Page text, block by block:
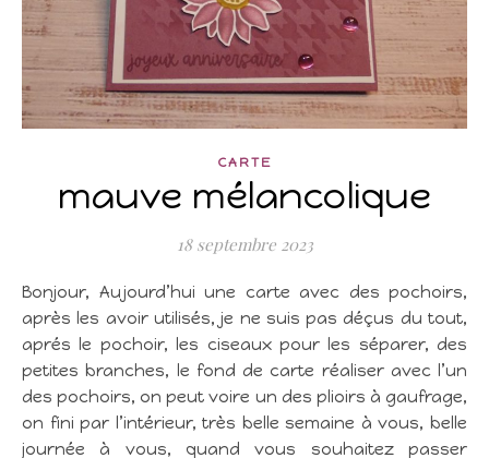
CARTE
mauve mélancolique
18 septembre 2023
Bonjour, Aujourd’hui une carte avec des pochoirs,
après les avoir utilisés, je ne suis pas déçus du tout,
aprés le pochoir, les ciseaux pour les séparer, des
petites branches, le fond de carte réaliser avec l’un
des pochoirs, on peut voire un des plioirs à gaufrage,
on fini par l’intérieur, très belle semaine à vous, belle
journée à vous, quand vous souhaitez passer